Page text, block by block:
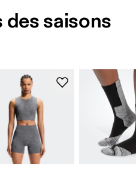
des saisons